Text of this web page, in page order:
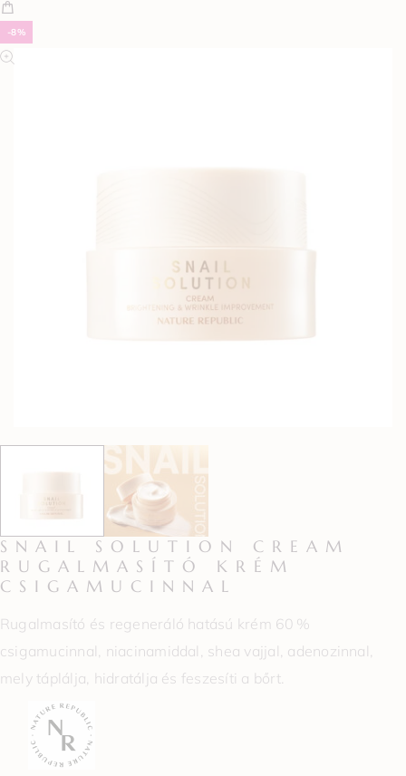
-8%
SNAIL SOLUTION CREAM
RUGALMASÍTÓ KRÉM
CSIGAMUCINNAL
Rugalmasító és regeneráló hatású krém 60 %
csigamucinnal, niacinamiddal, shea vajjal, adenozinnal,
mely táplálja, hidratálja és feszesíti a bőrt.